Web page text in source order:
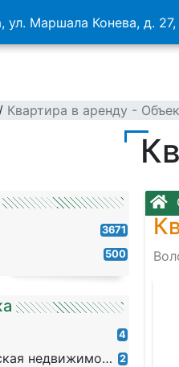
ул. Маршала Конева, д.
/ Квартира в аренду -
3671
500
4
Коммерческая недвижимость 2